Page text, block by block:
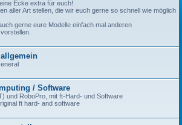
Ecke extra für euch!
aller Art stellen, die wir euch gerne so schnell wie möglich
gerne eure Modelle einfach mal anderen
/ Software
und RoboPro, mit ft-Hard- und Software
ft hard- and software